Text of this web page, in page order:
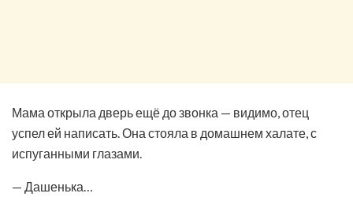
Мама открыла дверь ещё до звонка — видимо, отец
успел ей написать. Она стояла в домашнем халате, с
испуганными глазами.
— Дашенька…